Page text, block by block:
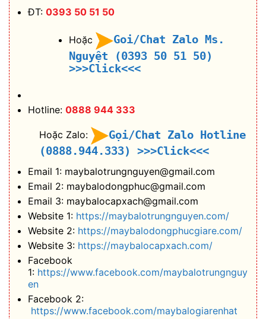
ĐT: 0393 50 51 50
Hoặc
Goi/Chat Zalo Ms.
Nguyệt (0393 50 51 50)
>>>Click<<<
Hotline: 0888 944 333
Hoặc Zalo:
Gọi/Chat Zalo Hotline
(0888.944.333)
>>>Click<<<
Email 1: maybalotrungnguyen@gmail.com
Email 2: maybalodongphuc@gmail.com
Email 3: maybalocapxach@gmail.com
Website 1: https://maybalotrungnguyen.com/
Website 2: https://maybalodongphucgiare.com/
Website 3: https://maybalocapxach.com/
Facebook
1: https://www.facebook.com/maybalotrungnguy
en
Facebook 2:
https://www.facebook.com/maybalogiarenhat